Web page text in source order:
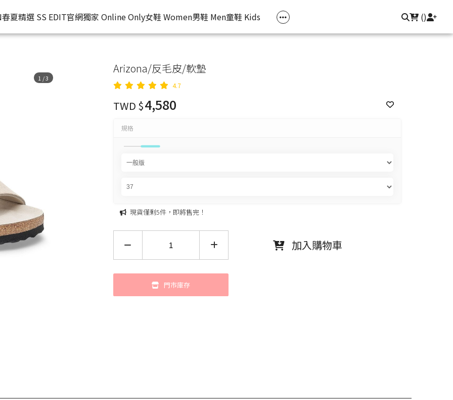
春夏精選 SS EDIT官網獨家 Online Only女鞋 Women男鞋 Men童鞋 Kids ()
1 /3
Arizona/反毛皮/軟墊
4.7
TWD $4,580
規格
現貨僅剩5件，即將售完！
加入購物車
門市庫存